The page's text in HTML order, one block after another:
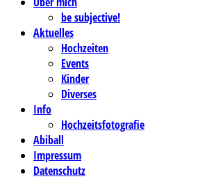
be subjective!
Aktuelles
Hochzeiten
Events
Kinder
Diverses
Info
Hochzeitsfotografie
Abiball
Impressum
Datenschutz